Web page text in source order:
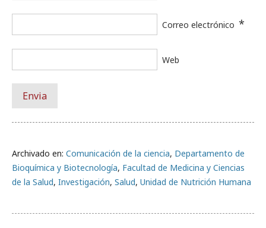
Archivado en: Comunicación de la ciencia, Departamento de
Bioquímica y Biotecnología, Facultad de Medicina y Ciencias
de la Salud, Investigación, Salud, Unidad de Nutrición Humana
Correo electrónico *
Web